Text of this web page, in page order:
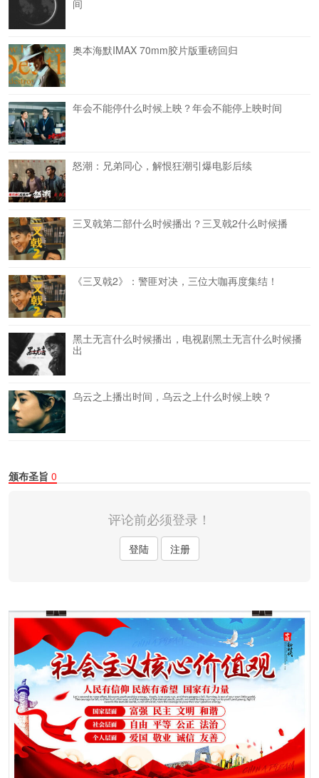
间
奥本海默IMAX 70mm胶片版重磅回归
年会不能停什么时候上映？年会不能停上映时间
怒潮：兄弟同心，解恨狂潮引爆电影后续
三叉戟第二部什么时候播出？三叉戟2什么时候播
《三叉戟2》：警匪对决，三位大咖再度集结！
黑土无言什么时候播出，电视剧黑土无言什么时候播
出
乌云之上播出时间，乌云之上什么时候上映？
颁布圣旨 0
评论前必须登录！
登陆 注册